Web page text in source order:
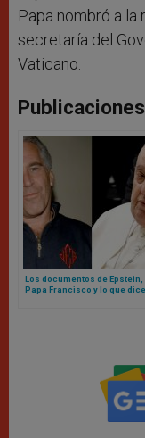
Papa nombró a
secretaría del
Vaticano.
Los documentos de Epstein,
Papa Francisco y lo que